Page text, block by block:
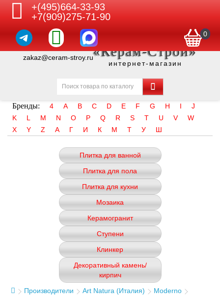
+(495)664-33-93
+7(909)275-71-90
0
zakaz@ceram-stroy.ru«Керам-Строй»
интернет-магазин
Бренды: 4 A B C D E F G H I
J
K
L M N O P Q R S T U V
W
X
Y Z А Г И К М Т У Ш
Плитка для ванной
Плитка для пола
Плитка для кухни
Мозаика
Керамогранит
Ступени
Клинкер
Декоративный камень/
кирпич
Производители
Art Natura (Италия) Moderno